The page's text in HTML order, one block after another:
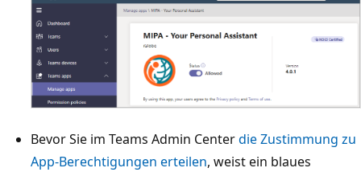
Bevor Sie im Teams Admin Centerdie Zustimmung zu
App-Berechtigungen erteilen, weist ein blaues